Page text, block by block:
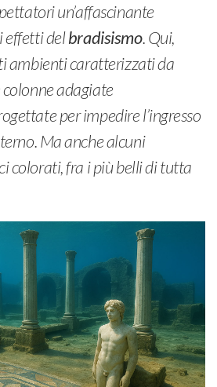
un’affascinante
effetti delbradisismo. Qui,
ambienti caratterizzati da
adagiate
per impedire l’ingresso
Ma anche alcuni
colorati, fra i più belli di tutta